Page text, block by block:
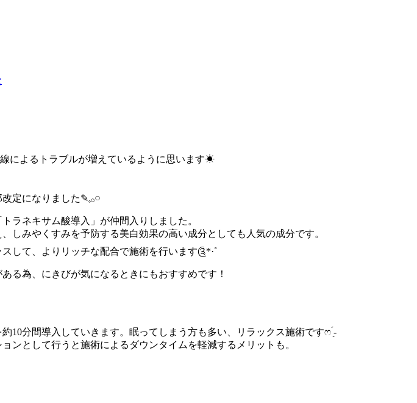
によるトラブルが増えているように思います☀︎
定になりました✎𓈒𓂂𓏸
ラネキサム酸導入」が仲間入りしました。
しみやくすみを予防する美白効果の高い成分としても人気の成分です。
して、よりリッチな配合で施術を行います༊*·˚
る為、にきびが気になるときにもおすすめです！
10分間導入していきます。眠ってしまう方も多い、リラックス施術ですෆ ̖́-‬
ンとして行うと施術によるダウンタイムを軽減するメリットも。